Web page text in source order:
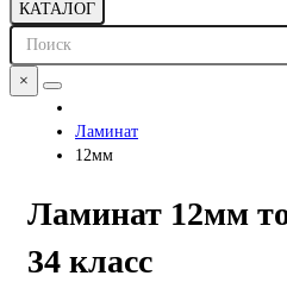
КАТАЛОГ
×
Ламинат
12мм
Ламинат 12мм
34 класс